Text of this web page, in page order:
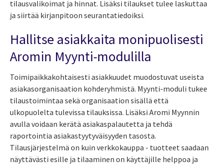
tilausvalikoimat ja hinnat. Lisäksi tilaukset tulee laskuttaa
ja siirtää kirjanpitoon seurantatiedoiksi.
Hallitse asiakkaita monipuolisesti
Aromin Myynti-modulilla
Toimipaikkakohtaisesti asiakkuudet muodostuvat useista
asiakasorganisaation kohderyhmistä. Myynti-moduli tukee
tilaustoimintaa sekä organisaation sisällä että
ulkopuolelta tulevissa tilauksissa. Lisäksi Aromi Myynnin
avulla voidaan kerätä asiakaspalautetta ja tehdä
raportointia asiakastyytyväisyyden tasosta.
Tilausjärjestelmä on kuin verkkokauppa - tuotteet saadaan
näyttävästi esille ja tilaaminen on käyttäjille helppoa ja